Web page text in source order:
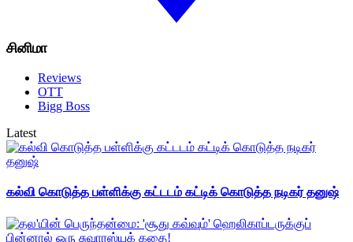
சினிமா
Reviews
OTT
Bigg Boss
Latest
கல்வி கொடுத்த பள்ளிக்கு கட்டடம் கட்டிக் கொடுத்த நடிகர் தனுஷ்